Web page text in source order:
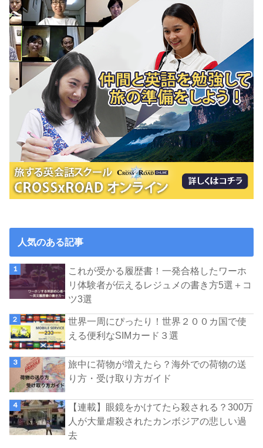
人気のある記事
これが受かる履歴書！一発合格したワーホ
リ体験者が伝えるレジュメの書き方5選＋コ
ツ3選
世界一周にぴったり！世界２００カ国で使
える便利なSIMカード３選
旅中に荷物が増えたら？海外での荷物の送
り方・受け取り方ガイド
【連載】眼鏡をかけてたら殺される？300万
人が大量虐殺されたカンボジアの悲しい過
去